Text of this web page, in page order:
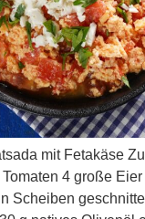
mit Fetakäse
4 große
Scheiben